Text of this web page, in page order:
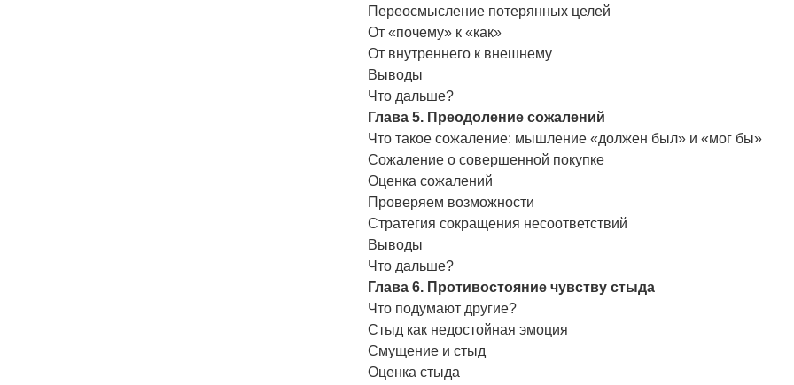
Переосмысление потерянных целей
От «почему» к «как»
От внутреннего к внешнему
Выводы
Что дальше?
Глава 5. Преодоление сожалений
Что такое сожаление: мышление «должен был» и «мог бы»
Сожаление о совершенной покупке
Оценка сожалений
Проверяем возможности
Стратегия сокращения несоответствий
Выводы
Что дальше?
Глава 6. Противостояние чувству стыда
Что подумают другие?
Стыд как недостойная эмоция
Смущение и стыд
Оценка стыда